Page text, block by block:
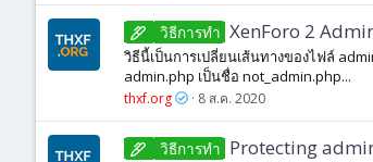
วิธีการทํา XenForo 2
วิธีนี้เป็นการเปลี่ยนเส้นทางของไฟล์
admin.php เป็นชื่อ not_admin.php...
thxf.org 8 ส.ค. 2020
วิธีการทํา Protecting